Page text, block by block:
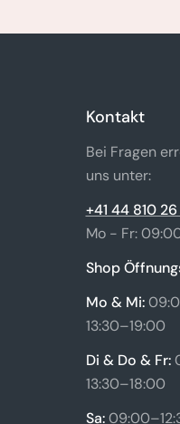
Kontakt
Bei Fragen
uns unter:
+41 44 810
Mo - Fr:
Shop
Mo & Mi:
13:30–19:00
Di & Do & Fr:
13:30–18:00
Sa: